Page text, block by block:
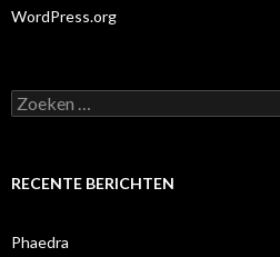
WordPress.org
Zoeken
naar:
RECENTE BERICHTEN
Phaedra